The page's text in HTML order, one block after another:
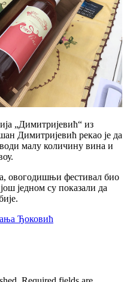
„Димитријевић“ из
Димитријевић рекао је да
малу количину вина и
овогодишњи фестивал био
једном су показали да
Ђоковић